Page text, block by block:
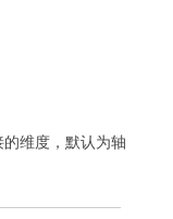
维度，默认为轴